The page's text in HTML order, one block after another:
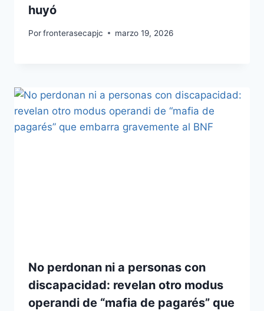
huyó
Porfronterasecapjc marzo 19, 2026
No perdonan ni a personas con
discapacidad: revelan otro modus
operandi de “mafia de pagarés” que